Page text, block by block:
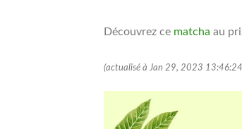
Découvrez ce matcha au
(actualisé à Jan 29, 2023 13:46:24